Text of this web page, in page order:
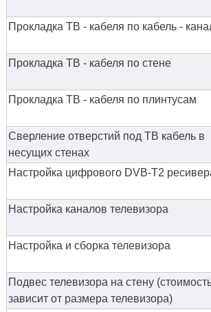
Прокладка ТВ - кабеля по кабель -
Прокладка ТВ - кабеля по стене
Прокладка ТВ - кабеля по плинтусам
Сверление отверстий под ТВ кабель в
несущих стенах
Настройка цифрового DVB-T2
Настройка каналов телевизора
Настройка и сборка телевизора
Подвес телевизора на стену
зависит от размера телевизора)